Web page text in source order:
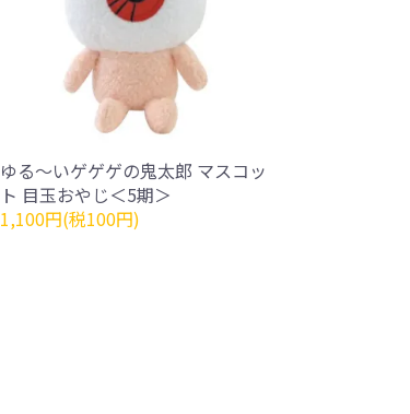
ゆる～いゲゲゲの鬼太郎 マスコッ
ト 目玉おやじ＜5期＞
1,100円(税100円)